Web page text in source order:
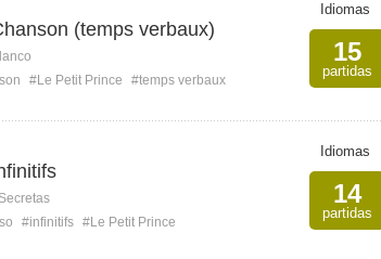
(temps verbaux)
#Le Petit Prince #temps verbaux
Idiomas
15
partidas
#infinitifs #Le Petit Prince
Idiomas
14
partidas